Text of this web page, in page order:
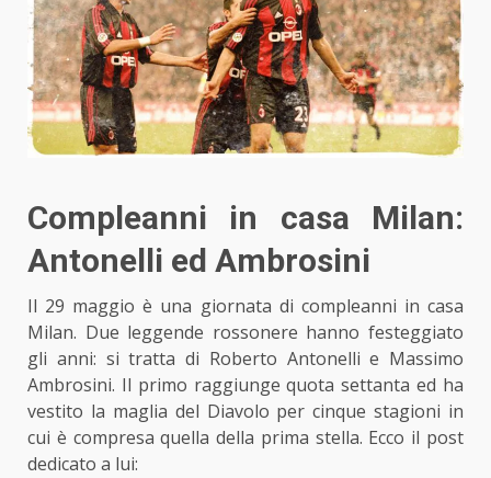
Compleanni in casa Milan:
Antonelli ed Ambrosini
Il 29 maggio è una giornata di compleanni in casa
Milan. Due leggende rossonere hanno festeggiato
gli anni: si tratta di Roberto Antonelli e Massimo
Ambrosini. Il primo raggiunge quota settanta ed ha
vestito la maglia del Diavolo per cinque stagioni in
cui è compresa quella della prima stella. Ecco il post
dedicato a lui: